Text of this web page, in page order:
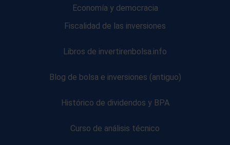
Economía y democracia
Fiscalidad de las inversiones
Libros de invertirenbolsa.info
Blog de bolsa e inversiones (antiguo)
Histórico de dividendos y BPA
Curso de análisis técnico